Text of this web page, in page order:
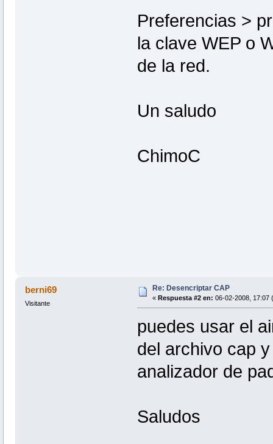
Preferencias >
la clave WEP o
de la red.
Un saludo
ChimoC
berni69
Visitante
Re: Desencriptar CAP
« Respuesta #2 en: 06-02-2008, 17:07
puedes usar el
del archivo cap
analizador de
Saludos